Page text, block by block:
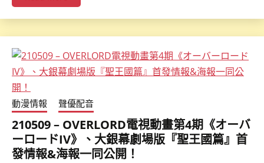
動漫情報 聲優配音
210509 – OVERLORD電視動畫第4期《オーバ
ーロードIV》、大銀幕劇場版『聖王國篇』首
發情報&海報一同公開！